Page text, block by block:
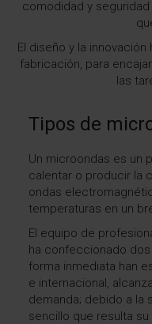
comodidad y
El diseño y la
fabricación, para
las
Tipos de
Un microondas es un
calentar o producir la
ondas
temperaturas en un
El equipo de
ha confeccionado
forma inmediata han
e internacional,
demanda; debido a la
sencillo que resulta su